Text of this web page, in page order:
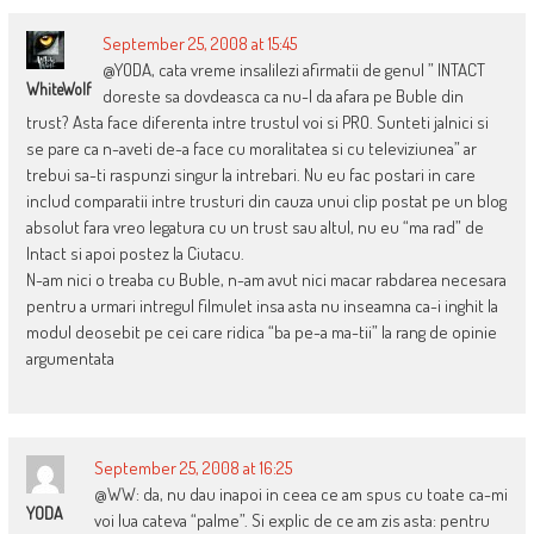
WhiteWolf
September 25, 2008 at 15:45
@YODA, cata vreme insalilezi afirmatii de genul ” INTACT
doreste sa dovdeasca ca nu-l da afara pe Buble din
trust? Asta face diferenta intre trustul voi si PRO. Sunteti jalnici si
se pare ca n-aveti de-a face cu moralitatea si cu televiziunea” ar
trebui sa-ti raspunzi singur la intrebari. Nu eu fac postari in care
includ comparatii intre trusturi din cauza unui clip postat pe un blog
absolut fara vreo legatura cu un trust sau altul, nu eu “ma rad” de
Intact si apoi postez la Ciutacu.
N-am nici o treaba cu Buble, n-am avut nici macar rabdarea necesara
pentru a urmari intregul filmulet insa asta nu inseamna ca-i inghit la
modul deosebit pe cei care ridica “ba pe-a ma-tii” la rang de opinie
argumentata
YODA
September 25, 2008 at 16:25
@WW: da, nu dau inapoi in ceea ce am spus cu toate ca-mi
voi lua cateva “palme”. Si explic de ce am zis asta: pentru